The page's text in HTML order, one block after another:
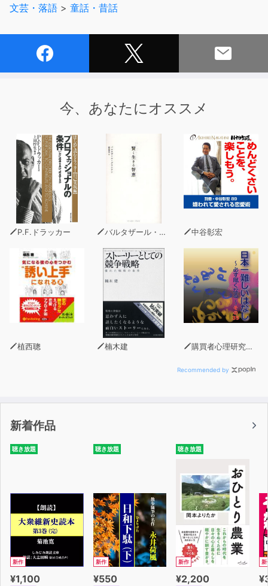
文芸・落語 > 童話・昔話
今、あなたにオススメ
P.F.ドラッカー バルタザール・グラシアン 中谷彰宏
植西聰 楠木建 購買者心理研究所 株式会社モデンナ 顧問 青木幹和
Recommended by
新着作品
聴き放題
新作
¥1,100
聴き放題
新作
¥550
聴き放題
新作
¥2,200
新